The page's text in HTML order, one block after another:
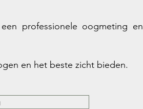
professionele oogmeting en
en het beste zicht bieden.